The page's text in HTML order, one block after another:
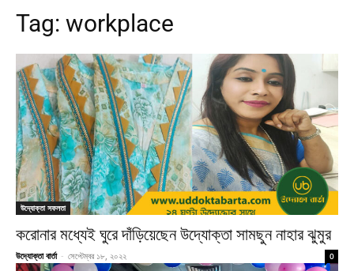
Tag: workplace
উদ্যোক্তা সফলতা
করোনার মধ্যেই ঘুরে দাঁড়িয়েছেন উদ্যোক্তা সামছুন নাহার ঝুমুর
উদ্যোক্তা বার্তা - সেপ্টেম্বর ১৮, ২০২২ 0